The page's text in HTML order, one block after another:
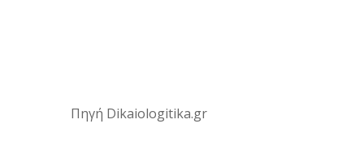
Πηγή Dikaiologitika.gr